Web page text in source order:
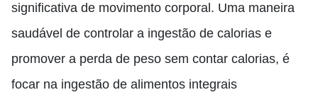
significativa de movimento corporal. Uma maneira
saudável de controlar a ingestão de calorias e
promover a perda de peso sem contar calorias, é
focar na ingestão de alimentos integrais